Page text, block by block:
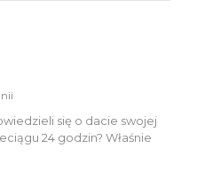
się o dacie swojej
24 godzin? Właśnie